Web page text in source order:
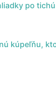
po
kúpeľňu,